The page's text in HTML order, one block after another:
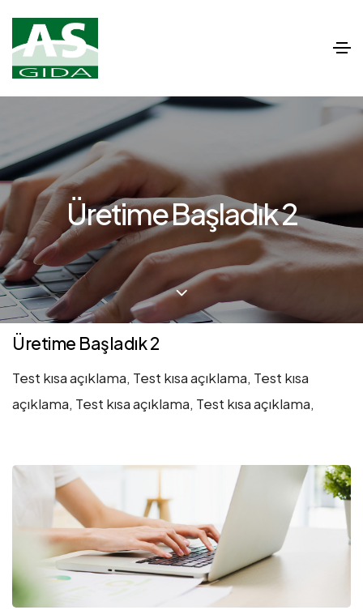
Üretime Başladık 2
Üretime Başladık 2
Test kısa açıklama, Test kısa açıklama, Test kısa
açıklama, Test kısa açıklama, Test kısa açıklama,